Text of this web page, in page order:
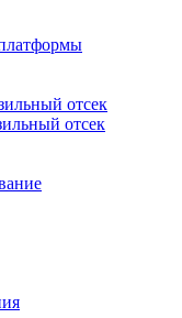
отсек
отсек